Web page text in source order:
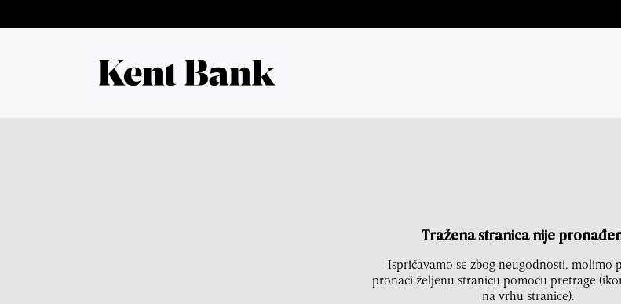
Tražena stranica nije
Ispričavamo se zbog neugodnosti, molimo
pronaći željenu stranicu pomoću pretrage
na vrhu stranice).